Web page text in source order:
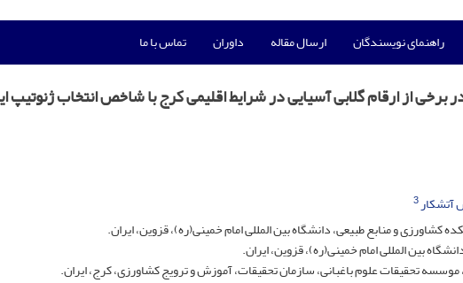
راهنمای نویسندگان ارسال مقاله داوران تماس با ما
برخی از ارقام گلابی آسیایی در شرایط اقلیمی کرج با شاخص انتخاب ژنوتیپ
آتشکار3
و منابع طبیعی، دانشگاه بین المللی امام خمینی‌(ره)، قزوین، ایران.
بین المللی امام خمینی(ره)، قزوین، ایران.
تحقیقات علوم باغبانی، سازمان تحقیقات، آموزش و ترویج کشاورزی، کرج، ایران.